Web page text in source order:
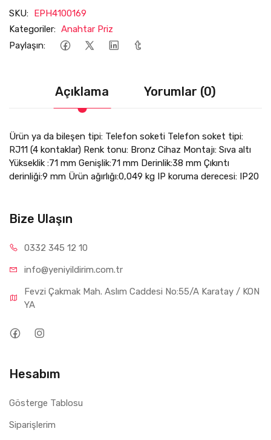
SKU: EPH4100169
Kategoriler: Anahtar Priz
Paylaşın:
Açıklama Yorumlar (0)
Ürün ya da bileşen tipi: Telefon soketi Telefon soket tipi:
RJ11 (4 kontaklar) Renk tonu: Bronz Cihaz Montajı: Sıva altı
Yükseklik :71 mm Genişlik:71 mm Derinlik:38 mm Çıkıntı
derinliği:9 mm Ürün ağırlığı:0,049 kg IP koruma derecesi: IP20
Bize Ulaşın
0332 345 12 10
info@yeniyildirim.com.tr
Fevzi Çakmak Mah. Aslım Caddesi No:55/A Karatay / KON
YA
Hesabım
Gösterge Tablosu
Siparişlerim